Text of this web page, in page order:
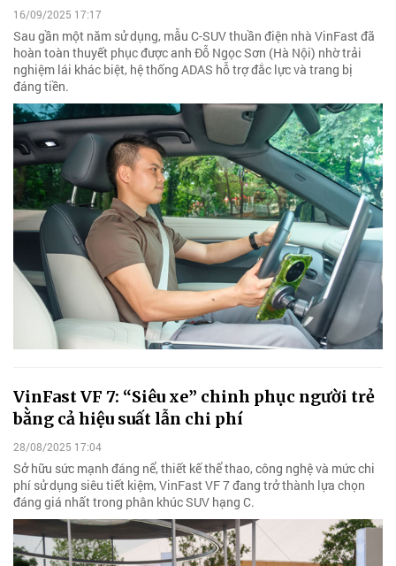
16/09/2025 17:17
Sau gần một năm sử dụng, mẫu C-SUV thuần điện nhà VinFast đã
hoàn toàn thuyết phục được anh Đỗ Ngọc Sơn (Hà Nội) nhờ trải
nghiệm lái khác biệt, hệ thống ADAS hỗ trợ đắc lực và trang bị
đáng tiền.
VinFast VF 7: “Siêu xe” chinh phục người trẻ
bằng cả hiệu suất lẫn chi phí
28/08/2025 17:04
Sở hữu sức mạnh đáng nể, thiết kế thể thao, công nghệ và mức chi
phí sử dụng siêu tiết kiệm, VinFast VF 7 đang trở thành lựa chọn
đáng giá nhất trong phân khúc SUV hạng C.